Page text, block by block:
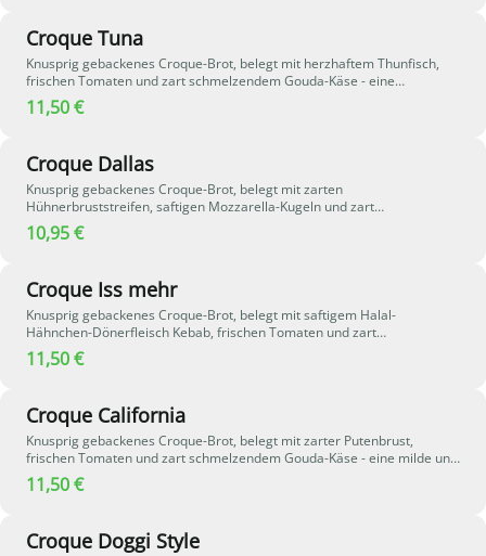
Croque Tuna
Knusprig gebackenes Croque-Brot, belegt mit herzhaftem Thunfisch,
frischen Tomaten und zart schmelzendem Gouda-Käse - eine
aromatische und herzhafte Kombination.
11,50 €
Croque Dallas
Knusprig gebackenes Croque-Brot, belegt mit zarten
Hühnerbruststreifen, saftigen Mozzarella-Kugeln und zart
schmelzendem Gouda-Käse - eine milde und cremige Kombination.
10,95 €
Croque Iss mehr
Knusprig gebackenes Croque-Brot, belegt mit saftigem Halal-
Hähnchen-Dönerfleisch Kebab, frischen Tomaten und zart
schmelzendem Gouda-Käse - eine herzhafte und aromatische
Kombination.
11,50 €
Croque California
Knusprig gebackenes Croque-Brot, belegt mit zarter Putenbrust,
frischen Tomaten und zart schmelzendem Gouda-Käse - eine milde und
aromatische Kombination.
11,50 €
Croque Doggi Style